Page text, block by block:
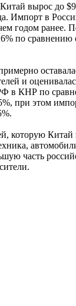
вырос до
Импорт в
годом ранее.
по
и
в КНР по
при этом
которую Китай
часть